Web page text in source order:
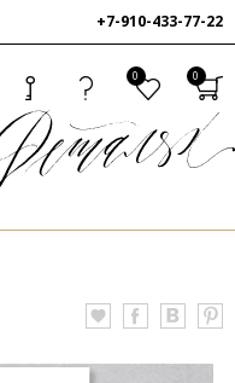
+7-910-433-77-22
0 0